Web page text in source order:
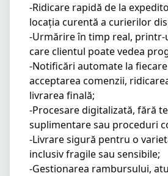
-Ridicare rapidă de la
locația curentă a curierilor
-Urmărire în timp real, printr-
care clientul poate vedea
-Notificări automate la
acceptarea comenzii,
livrarea finală;
-Procesare digitalizată, fără
suplimentare sau proceduri
-Livrare sigură pentru o
inclusiv fragile sau sensibile;
-Gestionarea rambursului,